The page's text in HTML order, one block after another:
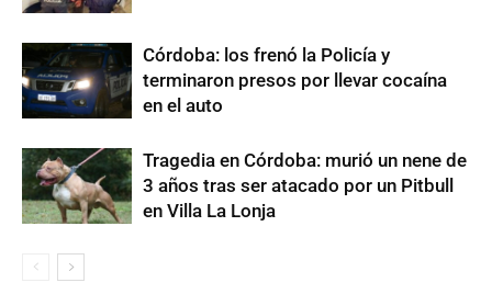
Córdoba: los frenó la Policía y
terminaron presos por llevar cocaína
en el auto
Tragedia en Córdoba: murió un nene de
3 años tras ser atacado por un Pitbull
en Villa La Lonja